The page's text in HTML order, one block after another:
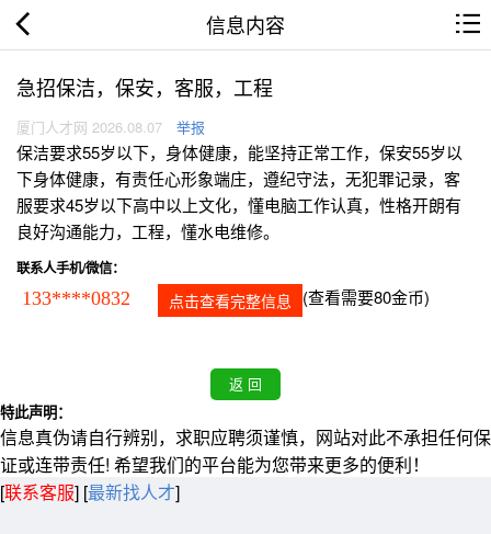
信息内容
急招保洁，保安，客服，工程
厦门人才网 2026.08.07 举报
保洁要求55岁以下，身体健康，能坚持正常工作，保安55岁以
下身体健康，有责任心形象端庄，遵纪守法，无犯罪记录，客
服要求45岁以下高中以上文化，懂电脑工作认真，性格开朗有
良好沟通能力，工程，懂水电维修。
联系人手机/微信：
133****0832 点击查看完整信息 (查看需要80金币)
特此声明：
信息真伪请自行辨别，求职应聘须谨慎，网站对此不承担任何保
证或连带责任! 希望我们的平台能为您带来更多的便利！
[联系客服] [最新找人才]